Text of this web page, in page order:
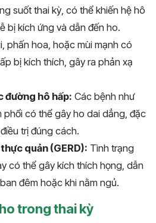
suốt thai kỳ, có thể khiến hệ hô
bị kích ứng và dẫn đến ho.
phấn hoa, hoặc mùi mạnh có
bị kích thích, gây ra phản xạ
đường hô hấp: Các bệnh như
phổi có thể gây ho dai dẳng, đặc
trị đúng cách.
quản (GERD): Tình trạng
có thể gây kích thích họng, dẫn
đêm hoặc khi nằm ngủ.
trong thai kỳ